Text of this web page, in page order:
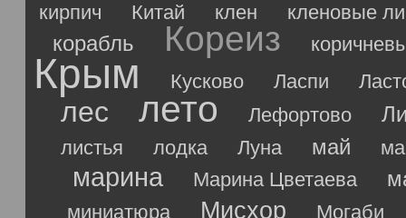
кирпич
Китай клен кленовые
корабль Кореиз
Крым Кусково Ласпи
лес лето Лефортово
листья лодка Луна май
марина Марина Цветаева
миниатюра Мисхор Могаби